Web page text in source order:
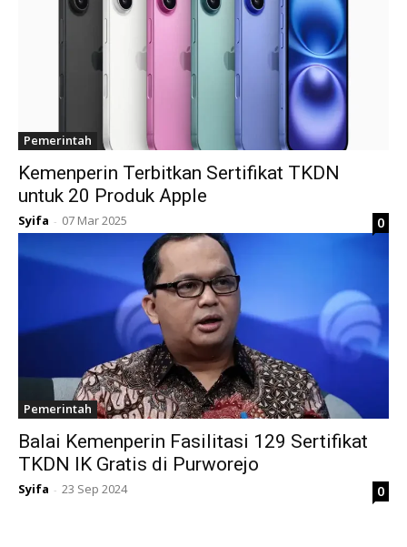
Pemerintah
Kemenperin Terbitkan Sertifikat TKDN
untuk 20 Produk Apple
Syifa - 07 Mar 2025 0
Pemerintah
Balai Kemenperin Fasilitasi 129 Sertifikat
TKDN IK Gratis di Purworejo
Syifa - 23 Sep 2024 0